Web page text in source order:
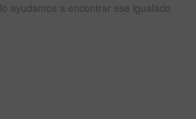
ayudamos a encontrar ese igualado